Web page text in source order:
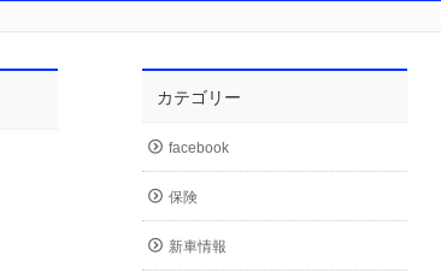
カテゴリー
facebook
保険
新車情報